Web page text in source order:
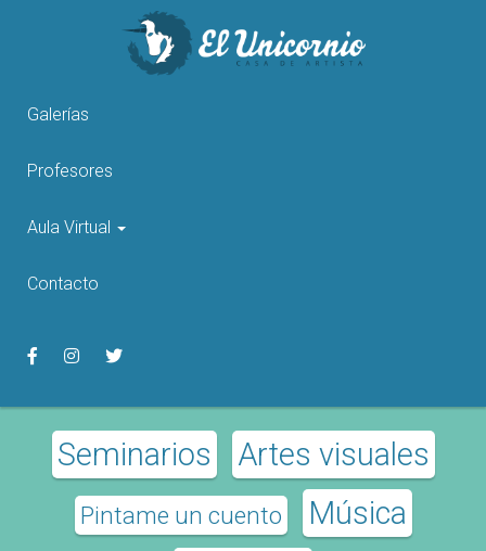
Galerías
Profesores
Aula Virtual
Contacto
Seminarios Artes visuales
Pintame un cuento Música